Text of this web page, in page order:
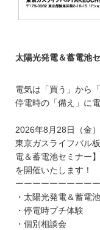
太陽光発電＆蓄電池
電気は「買う」から
停電時の「備え」に
2026年8月28日（金
東京ガスライフバル
電＆蓄電池セミナー】
を開催いたします！
ーーーーーーーーー
・太陽光発電＆蓄電
・停電時プチ体験
・個別相談会